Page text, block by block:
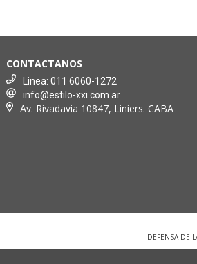
CONTACTANOS
Linea: 011 6060-1272
info@estilo-xxi.com.ar
Av. Rivadavia 10847, Liniers. CABA
DEFENSA DE